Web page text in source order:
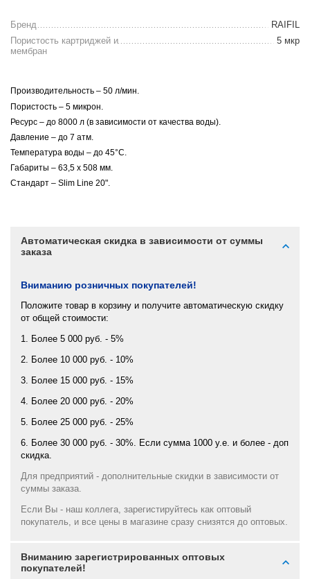
Бренд
RAIFIL
Пористость картриджей и
мембран
5 мкр
Производительность – 50 л/мин.
Пористость – 5 микрон.
Ресурс – до 8000 л (в зависимости от качества воды).
Давление – до 7 атм.
Температура воды – до 45°C.
Габариты – 63,5 х 508 мм.
Стандарт – Slim Line 20".
Автоматическая скидка в зависимости от суммы
заказа
Вниманию розничных покупателей!
Положите товар в корзину и получите автоматическую скидку
от общей стоимости:
1. Более 5 000 руб. - 5%
2. Более 10 000 руб. - 10%
3. Более 15 000 руб. - 15%
4. Более 20 000 руб. - 20%
5. Более 25 000 руб. - 25%
6. Более 30 000 руб. - 30%. Если сумма 1000 у.е. и более - доп
скидка.
Для предприятий - дополнительные скидки в зависимости от
суммы заказа.
Если Вы - наш коллега, зарегистируйтесь как оптовый
покупатель, и все цены в магазине сразу снизятся до оптовых.
Вниманию зарегистрированных оптовых
покупателей!